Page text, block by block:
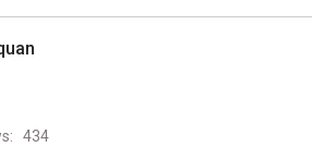
434